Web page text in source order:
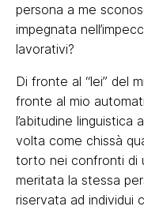
persona a me
impegnata
lavorativi?
Di fronte al “lei” del
fronte al mio
l’abitudine
volta come chissà
torto nei confronti di
meritata la stessa
riservata ad individui